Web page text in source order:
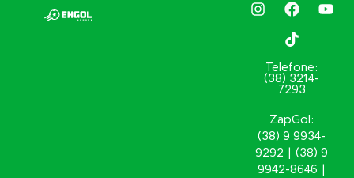
Telefone:
(38) 3214-
7293
ZapGol:
(38) 9 9934-
9292 | (38) 9
9942-8646 |